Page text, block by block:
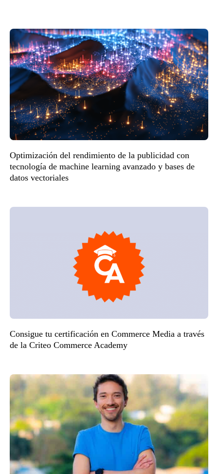
Optimización del rendimiento de la publicidad con
tecnología de machine learning avanzado y bases de
datos vectoriales
Consigue tu certificación en Commerce Media a través
de la Criteo Commerce Academy